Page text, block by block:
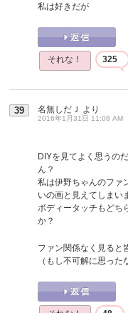
私は好きだが
それな！ 325
39 名無しだＪ より
2016年1月31日 11:08 AM
DIYを見てよく思うの
ん？
私は伊野ちゃんのファ
いの画と見えてしまい
ボディータッチもどち
か？
ファン関係なく見ると
（もし不可解に思った